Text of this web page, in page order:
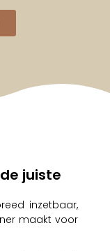
juiste
inzetbaar,
maakt voor